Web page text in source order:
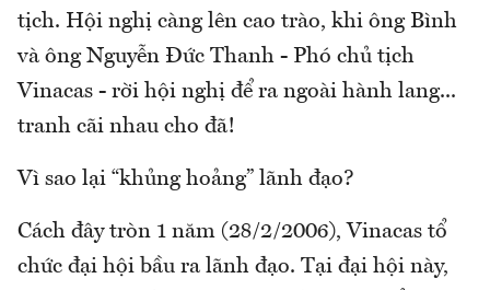
tịch. Hội nghị càng lên cao trào, khi ông Bình
và ông Nguyễn Đức Thanh - Phó chủ tịch
Vinacas - rời hội nghị để ra ngoài hành lang...
tranh cãi nhau cho đã!
Vì sao lại “khủng hoảng” lãnh đạo?
Cách đây tròn 1 năm (28/2/2006), Vinacas tổ
chức đại hội bầu ra lãnh đạo. Tại đại hội này,